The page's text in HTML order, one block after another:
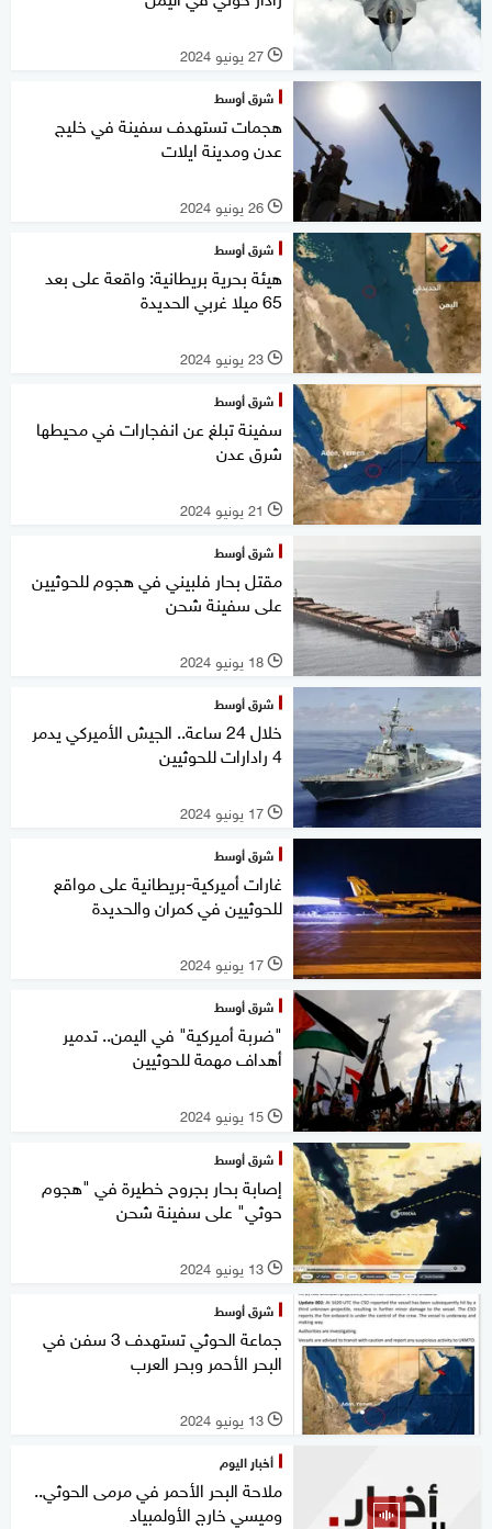
l 27 يونيو 2024
شرق أوسط
هجمات تستهدف سفينة في خليج
عدن ومدينة ايلات
l 26 يونيو 2024
شرق أوسط
هيئة بحرية بريطانية: واقعة على بعد
65 ميلا غربي الحديدة
l 23 يونيو 2024
شرق أوسط
سفينة تبلغ عن انفجارات في محيطها
شرق عدن
l 21 يونيو 2024
شرق أوسط
مقتل بحار فلبيني في هجوم للحوثيين
على سفينة شحن
l 18 يونيو 2024
شرق أوسط
خلال 24 ساعة.. الجيش الأميركي يدمر
4 رادارات للحوثيين
l 17 يونيو 2024
شرق أوسط
غارات أميركية-بريطانية على مواقع
للحوثيين في كمران والحديدة
l 17 يونيو 2024
شرق أوسط
"ضربة أميركية" في اليمن.. تدمير
أهداف مهمة للحوثيين
l 15 يونيو 2024
شرق أوسط
إصابة بحار بجروح خطيرة في "هجوم
حوثي" على سفينة شحن
l 13 يونيو 2024
شرق أوسط
جماعة الحوثي تستهدف 3 سفن في
البحر الأحمر وبحر العرب
l 13 يونيو 2024
أخبار اليوم
ملاحة البحر الأحمر في مرمى الحوثي..
وميسي خارج الأولمبياد